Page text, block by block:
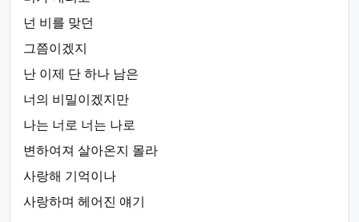
넌 비를 맞던
그쯤이겠지
난 이제 단 하나 남은
너의 비밀이겠지만
나는 너로 너는 나로
변하여져 살아온지 몰라
사랑해 기억이나
사랑하며 헤어진 얘기